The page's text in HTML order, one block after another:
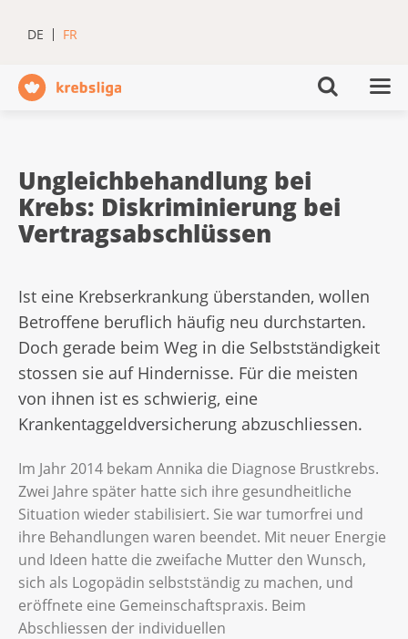
DE FR
Ungleichbehandlung bei
Krebs: Diskriminierung bei
Vertragsabschlüssen
Ist eine Krebserkrankung überstanden, wollen
Betroffene beruflich häufig neu durchstarten.
Doch gerade beim Weg in die Selbstständigkeit
stossen sie auf Hindernisse. Für die meisten
von ihnen ist es schwierig, eine
Krankentaggeldversicherung abzuschliessen.
Im Jahr 2014 bekam Annika die Diagnose Brustkrebs.
Zwei Jahre später hatte sich ihre gesundheitliche
Situation wieder stabilisiert. Sie war tumorfrei und
ihre Behandlungen waren beendet. Mit neuer Energie
und Ideen hatte die zweifache Mutter den Wunsch,
sich als Logopädin selbstständig zu machen, und
eröffnete eine Gemeinschaftspraxis. Beim
Abschliessen der individuellen